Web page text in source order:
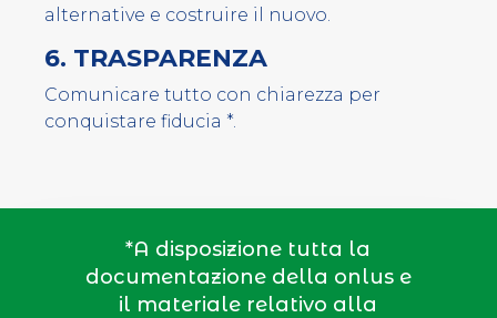
alternative e costruire il nuovo.
6. TRASPARENZA
Comunicare tutto con chiarezza per
conquistare fiducia *.
*A disposizione tutta la
documentazione della onlus e
il materiale relativo alla